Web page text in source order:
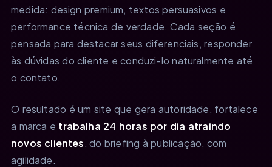
medida: design premium, textos persuasivos e
performance técnica de verdade. Cada seção é
pensada para destacar seus diferenciais, responder
às dúvidas do cliente e conduzi-lo naturalmente até
o contato.
O resultado é um site que gera autoridade, fortalece
a marca e trabalha 24 horas por dia atraindo
novos clientes, do briefing à publicação, com
agilidade.